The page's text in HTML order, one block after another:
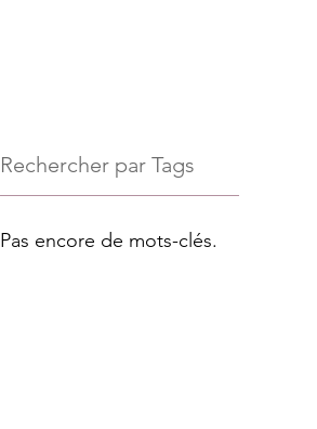
Rechercher par Tags
Pas encore de mots-clés.